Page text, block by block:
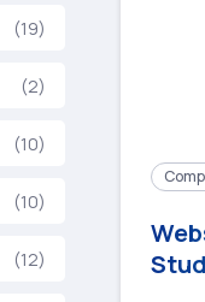
(19)
(2)
(10)
(10)
(12)